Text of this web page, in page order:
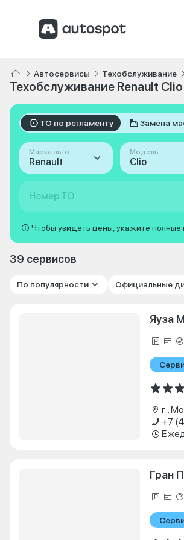
Автосервисы Техобслуживание
Техобслуживание Renault Clio
ТО по регламенту Замена
Марка авто
Renault
Модель
Clio
Номер ТО
Чтобы увидеть цены, укажите
39 сервисов
По популярности Официальные
Яуза
г .
+7
Гран